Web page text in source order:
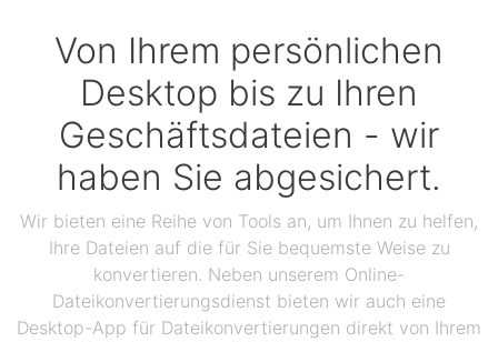
Von Ihrem persönlichen
Desktop bis zu Ihren
Geschäftsdateien - wir
haben Sie abgesichert.
Wir bieten eine Reihe von Tools an, um Ihnen zu helfen,
Ihre Dateien auf die für Sie bequemste Weise zu
konvertieren. Neben unserem Online-
Dateikonvertierungsdienst bieten wir auch eine
Desktop-App für Dateikonvertierungen direkt von Ihrem